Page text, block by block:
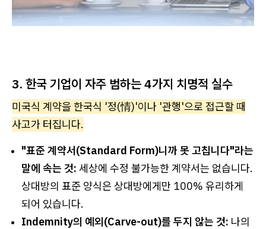
3. 한국 기업이 자주 범하는 4가지 치명적 실수
미국식 계약을 한국식 '정(情)'이나 '관행'으로 접근할 때
사고가 터집니다.
"표준 계약서(Standard Form)니까 못 고칩니다"라는
말에 속는 것: 세상에 수정 불가능한 계약서는 없습니다.
상대방의 표준 양식은 상대방에게만 100% 유리하게
되어 있습니다.
Indemnity의 예외(Carve-out)를 두지 않는 것: 나의